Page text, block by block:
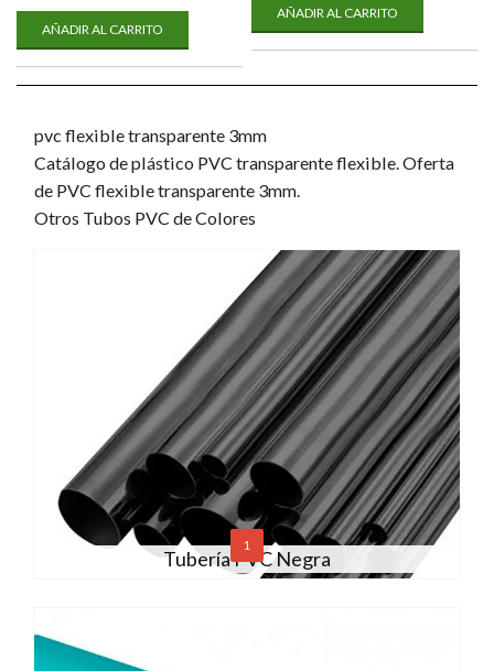
AÑADIR AL CARRITO
AÑADIR AL CARRITO
pvc flexible transparente 3mm
Catálogo de plástico PVC transparente flexible. Oferta
de PVC flexible transparente 3mm.
Otros Tubos PVC de Colores
Tubería PVC Negra
1